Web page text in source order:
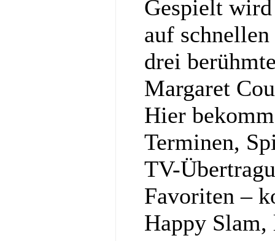
Gespielt
auf
drei
Margaret
Hier
Terminen,
TV-
Favoriten –
Happy Slam,